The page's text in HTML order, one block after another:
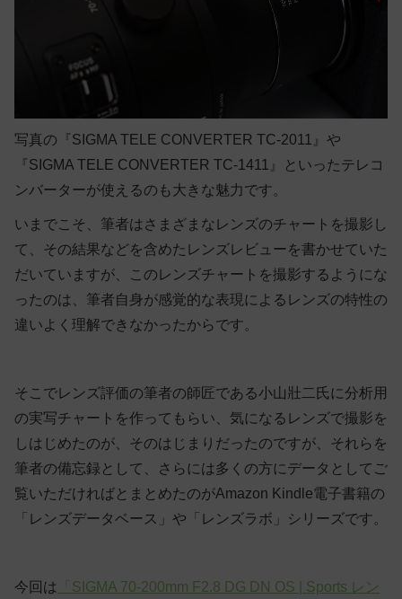
写真の『SIGMA TELE CONVERTER TC-2011』や
『SIGMA TELE CONVERTER TC-1411』といったテレコ
ンバーターが使えるのも大きな魅力です。
いまでこそ、筆者はさまざまなレンズのチャートを撮影し
て、その結果などを含めたレンズレビューを書かせていた
だいていますが、このレンズチャートを撮影するようにな
ったのは、筆者自身が感覚的な表現によるレンズの特性の
違いよく理解できなかったからです。
そこでレンズ評価の筆者の師匠である小山壯二氏に分析用
の実写チャートを作ってもらい、気になるレンズで撮影を
しはじめたのが、そのはじまりだったのですが、それらを
筆者の備忘録として、さらには多くの方にデータとしてご
覧いただければとまとめたのがAmazon Kindle電子書籍の
「レンズデータベース」や「レンズラボ」シリーズです。
今回は 「SIGMA 70-200mm F2.8 DG DN OS | Sports レン